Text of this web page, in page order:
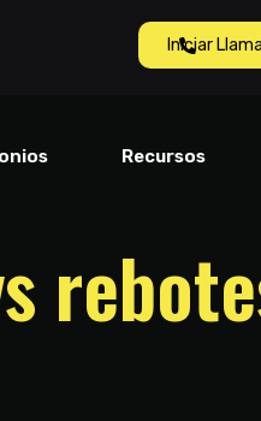
Iniciar
Recursos